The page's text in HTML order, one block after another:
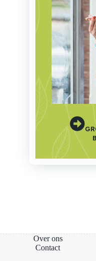
Over ons
Contact